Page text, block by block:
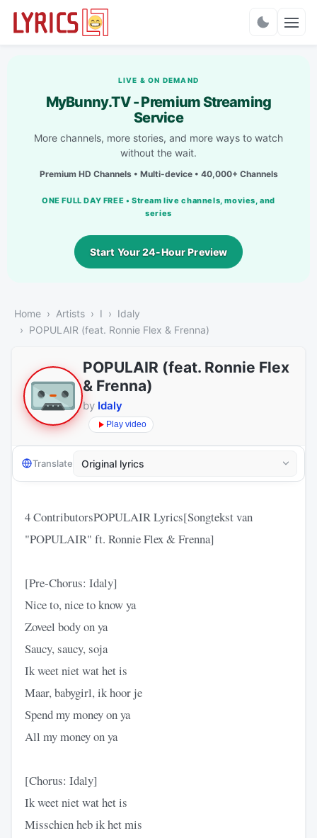
LIVE & ON DEMAND
MyBunny.TV - Premium Streaming
Service
More channels, more stories, and more ways to watch
without the wait.
Premium HD Channels • Multi-device • 40,000+ Channels
ONE FULL DAY FREE • Stream live channels, movies, and
series
Start Your 24-Hour Preview
Home Artists I
Idaly
POPULAIR (feat. Ronnie Flex & Frenna)
POPULAIR (feat. Ronnie Flex
& Frenna)
by Idaly
Play video
Translate
4 ContributorsPOPULAIR Lyrics[Songtekst van
"POPULAIR" ft. Ronnie Flex & Frenna]
[Pre-Chorus: Idaly]
Nice to, nice to know ya
Zoveel body on ya
Saucy, saucy, soja
Ik weet niet wat het is
Maar, babygirl, ik hoor je
Spend my money on ya
All my money on ya
[Chorus: Idaly]
Ik weet niet wat het is
Misschien heb ik het mis